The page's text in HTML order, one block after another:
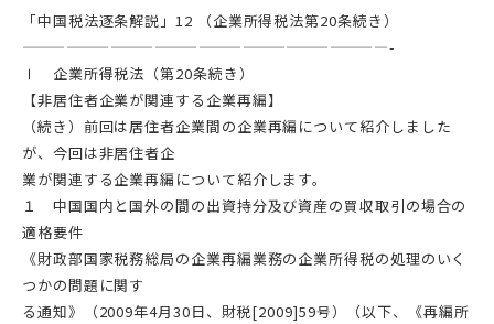
「中国税法逐条解説」12 （企業所得税法第20条続き）
—————————————————————————-
Ⅰ 企業所得税法（第20条続き）
【非居住者企業が関連する企業再編】
（続き）前回は居住者企業間の企業再編について紹介しました
が、今回は非居住者企
業が関連する企業再編について紹介します。
１ 中国国内と国外の間の出資持分及び資産の買収取引の場合の
適格要件
《財政部国家税務総局の企業再編業務の企業所得税の処理のいく
つかの問題に関す
る通知》（2009年4月30日、財税[2009]59号）（以下、《再編所